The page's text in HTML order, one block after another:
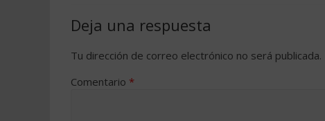
Deja una respuesta
Tu dirección de correo electrónico no será publicada.
Comentario *